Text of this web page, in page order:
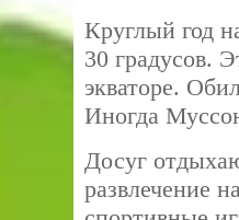
Круглый год
30 градусов.
экваторе.
Иногда
Досуг
развлечение